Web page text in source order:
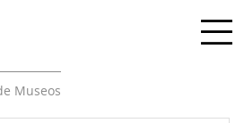
Museos